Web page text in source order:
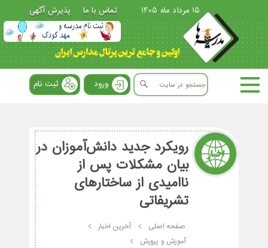
15 مرداد ماه 1405 تماس با ما پذیرش آگهی
ورود ثبت نام
رویکرد جدید دانش‌‌آموزان در
بیان مشکلات پس از
ناامیدی از ساختارهای
تشریفاتی
صفحه اصلی
آخرین اخبار
آموزش و پرورش